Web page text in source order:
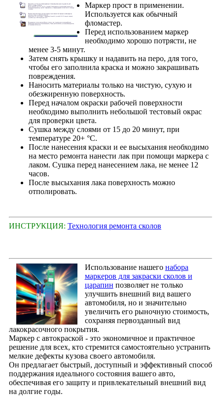
Маркер прост в применении.
Используется как обычный
фломастер.
Перед использованием маркер
необходимо хорошо потрясти, не
менее 3-5 минут.
Затем снять крышку и надавить на перо, для того,
чтобы его заполнила краска и можно закрашивать
повреждения.
Наносить материалы только на чистую, сухую и
обезжиренную поверхность.
Перед началом окраски рабочей поверхности
необходимо выполнить небольшой тестовый окрас
для проверки цвета.
Сушка между слоями от 15 до 20 минут, при
температуре 20+ °С.
После нанесения краски и ее высыхания необходимо
на место ремонта нанести лак при помощи маркера с
лаком. Сушка перед нанесением лака, не менее 12
часов.
После высыхания лака поверхность можно
отполировать.
ИНСТРУКЦИЯ: Технология ремонта сколов
Использование нашего набора
маркеров для закраски сколов и
царапин позволяет не только
улучшить внешний вид вашего
автомобиля, но и значительно
увеличить его рыночную стоимость,
сохраняя первозданный вид
лакокрасочного покрытия.
Маркер с автокраской - это экономичное и практичное
решение для всех, кто стремится самостоятельно устранить
мелкие дефекты кузова своего автомобиля.
Он предлагает быстрый, доступный и эффективный способ
поддержания идеального состояния вашего авто,
обеспечивая его защиту и привлекательный внешний вид
на долгие годы.